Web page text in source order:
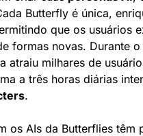
Butterfly é única,
que os usuários
formas novas. Durante o
atraiu milhares de
a três horas diárias
.
os AIs da Butterflies têm